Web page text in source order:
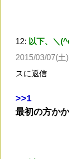
12: 以下、＼
2015/03/07(土
スに返信
>>1
最初の方か